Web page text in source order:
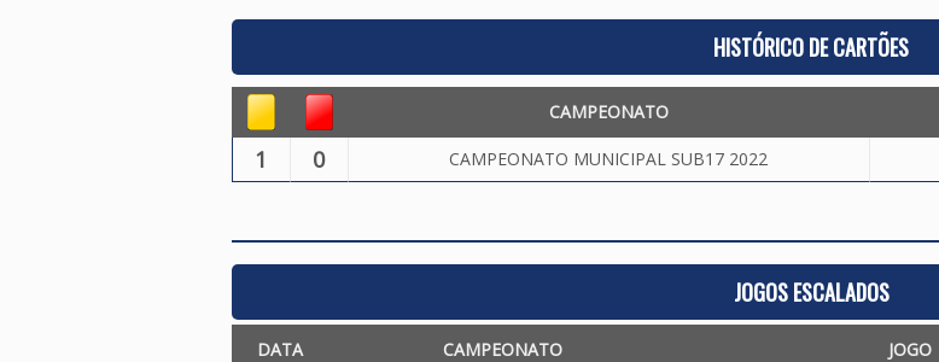
HISTÓRICO DE CARTÕES
CAMPEONATO
1 0 CAMPEONATO MUNICIPAL SUB17 2022
JOGOS ESCALADOS
DATA CAMPEONATO JOGO